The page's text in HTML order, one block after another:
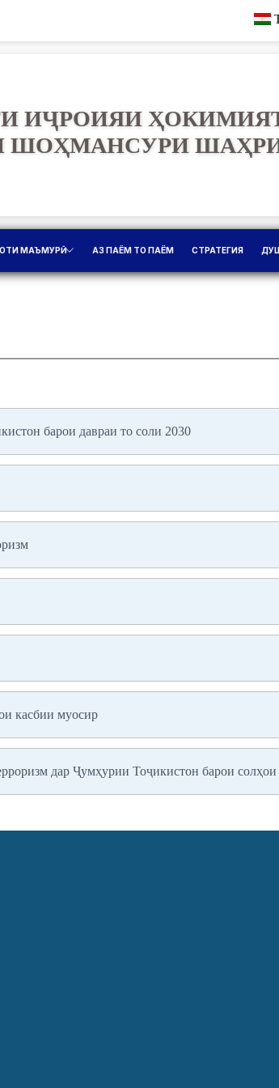
ИҶРОИЯИ
ШОҲМАНСУРИ
МАЪМУРӢ АЗ ПАЁМ ТО ПАЁМ СТРАТЕГИЯ
барои давраи то соли 2030
касбии муосир
дар Ҷумҳурии Тоҷикистон барои